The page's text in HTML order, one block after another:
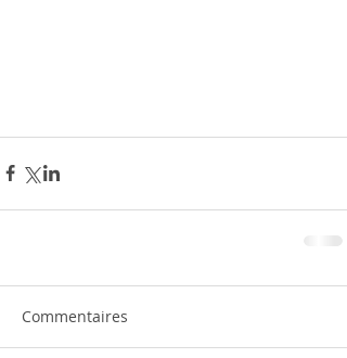
Commentaires